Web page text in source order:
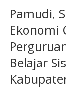
Pamudi,
Ekonomi
Belajar